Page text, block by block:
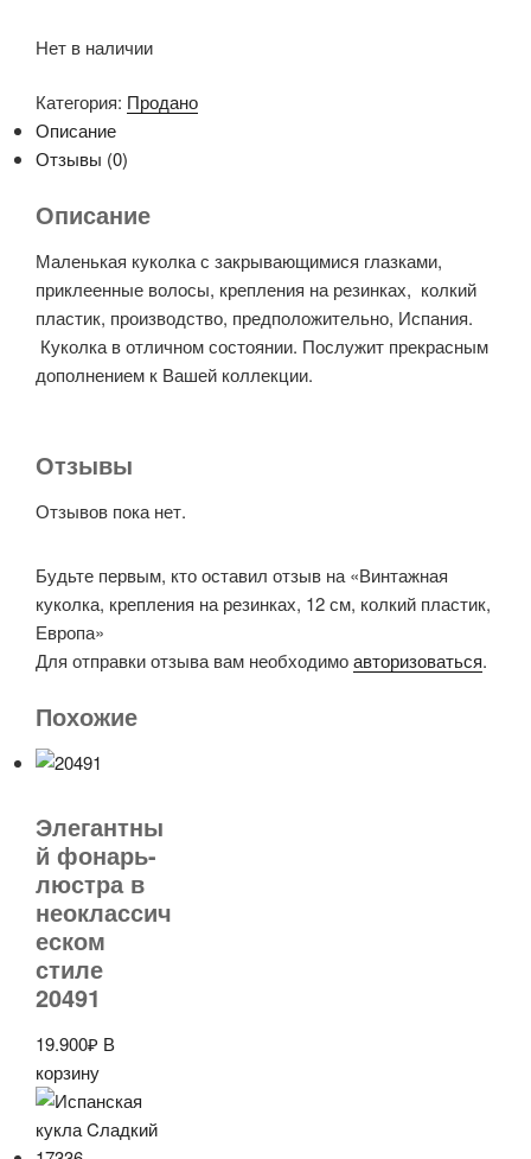
Нет в наличии
Категория: Продано
Описание
Отзывы (0)
Описание
Маленькая куколка с закрывающимися глазками,
приклеенные волосы, крепления на резинках, колкий
пластик, производство, предположительно, Испания.
Куколка в отличном состоянии. Послужит прекрасным
дополнением к Вашей коллекции.
Отзывы
Отзывов пока нет.
Будьте первым, кто оставил отзыв на «Винтажная
куколка, крепления на резинках, 12 см, колкий пластик,
Европа»
Для отправки отзыва вам необходимоавторизоваться.
Похожие
Элегантны
й фонарь-
люстра в
неоклассич
еском
стиле
20491
19.900₽ В
корзину